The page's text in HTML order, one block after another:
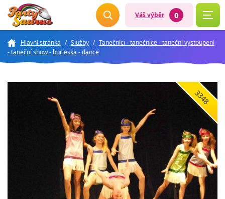
Váš výběr 0
Hlavní stránka / Služby / Tanečníci - tanečnice - taneční vystoupení
- taneční show - burleska - dance
3348